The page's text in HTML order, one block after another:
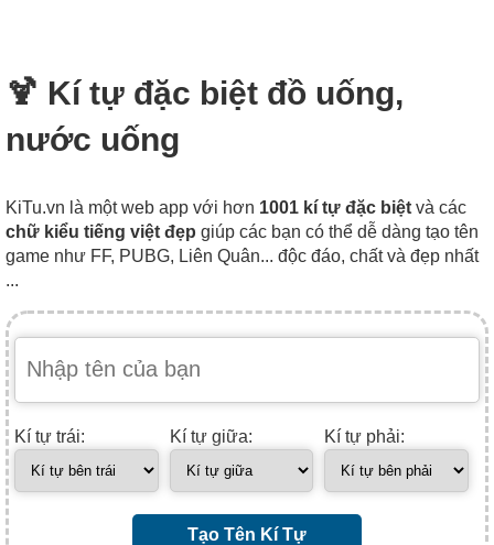
🍹 Kí tự đặc biệt đồ uống,
nước uống
KiTu.vn là một web app với hơn 1001 kí tự đặc biệt và các
chữ kiểu tiếng việt đẹp giúp các bạn có thể dễ dàng tạo tên
game như FF, PUBG, Liên Quân... độc đáo, chất và đẹp nhất
...
Kí tự trái: Kí tự giữa: Kí tự phải:
Tạo Tên Kí Tự